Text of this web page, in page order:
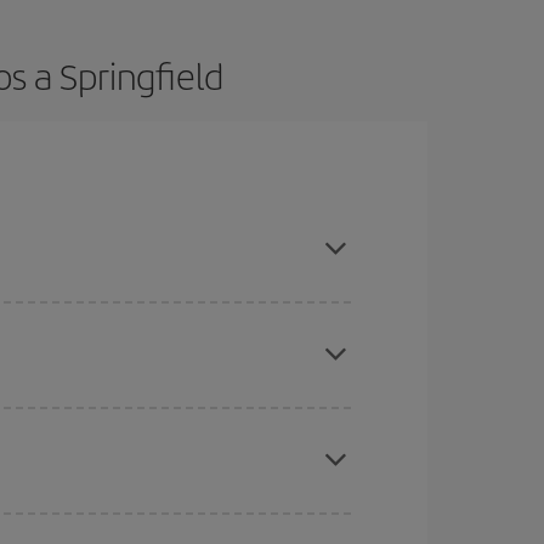
a Springfield
el vuelo más barato.